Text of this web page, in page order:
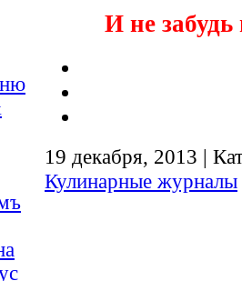
И не забудь
19 декабря, 2013 |
Кулинарные журналы